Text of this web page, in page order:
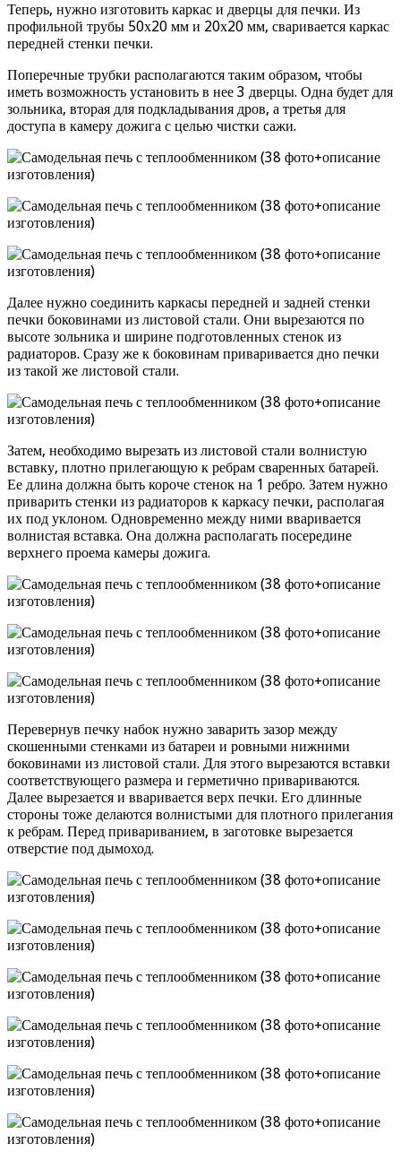
Теперь, нужно изготовить каркас и дверцы для печки. Из
профильной трубы 50х20 мм и 20х20 мм, сваривается каркас
передней стенки печки.
Поперечные трубки располагаются таким образом, чтобы
иметь возможность установить в нее 3 дверцы. Одна будет для
зольника, вторая для подкладывания дров, а третья для
доступа в камеру дожига с целью чистки сажи.
Далее нужно соединить каркасы передней и задней стенки
печки боковинами из листовой стали. Они вырезаются по
высоте зольника и ширине подготовленных стенок из
радиаторов. Сразу же к боковинам приваривается дно печки
из такой же листовой стали.
Затем, необходимо вырезать из листовой стали волнистую
вставку, плотно прилегающую к ребрам сваренных батарей.
Ее длина должна быть короче стенок на 1 ребро. Затем нужно
приварить стенки из радиаторов к каркасу печки, располагая
их под уклоном. Одновременно между ними вваривается
волнистая вставка. Она должна располагать посередине
верхнего проема камеры дожига.
Перевернув печку набок нужно заварить зазор между
скошенными стенками из батареи и ровными нижними
боковинами из листовой стали. Для этого вырезаются вставки
соответствующего размера и герметично привариваются.
Далее вырезается и вваривается верх печки. Его длинные
стороны тоже делаются волнистыми для плотного прилегания
к ребрам. Перед привариванием, в заготовке вырезается
отверстие под дымоход.